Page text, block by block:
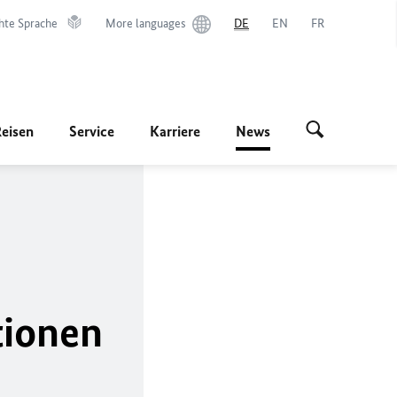
Sprache More languages DE EN FR
Service Karriere News